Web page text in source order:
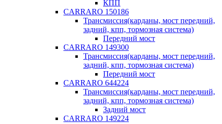
КПП
CARRARO 150186
Трансмиссия(карданы, мост передний,
задний, кпп, тормозная система)
Передний мост
CARRARO 149300
Трансмиссия(карданы, мост передний,
задний, кпп, тормозная система)
Передний мост
CARRARO 644224
Трансмиссия(карданы, мост передний,
задний, кпп, тормозная система)
Задний мост
CARRARO 149224